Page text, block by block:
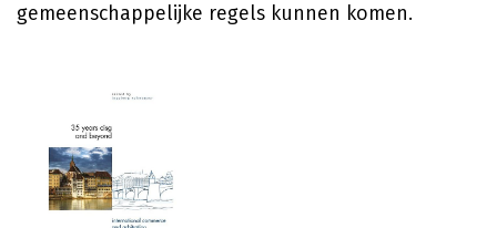
gemeenschappelijke regels kunnen komen.